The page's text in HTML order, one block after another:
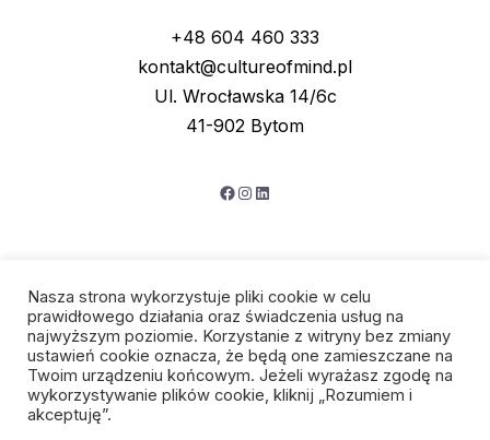
+48 604 460 333
kontakt@cultureofmind.pl
Ul. Wrocławska 14/6c
41-902 Bytom
Facebook
Instagram
LinkedIn
Polityka prywatności
Nasza strona wykorzystuje pliki cookie w celu
prawidłowego działania oraz świadczenia usług na
najwyższym poziomie. Korzystanie z witryny bez zmiany
ustawień cookie oznacza, że będą one zamieszczane na
Twoim urządzeniu końcowym. Jeżeli wyrażasz zgodę na
wykorzystywanie plików cookie, kliknij „Rozumiem i
akceptuję”.